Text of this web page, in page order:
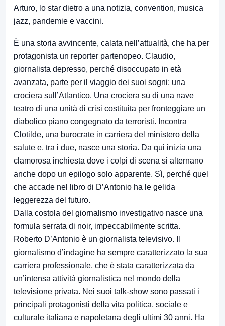
Arturo, lo star dietro a una notizia, convention, musica
jazz, pandemie e vaccini.
È una storia avvincente, calata nell’attualità, che ha per
protagonista un reporter partenopeo. Claudio,
giornalista depresso, perché disoccupato in età
avanzata, parte per il viaggio dei suoi sogni: una
crociera sull’Atlantico. Una crociera su di una nave
teatro di una unità di crisi costituita per fronteggiare un
diabolico piano congegnato da terroristi. Incontra
Clotilde, una burocrate in carriera del ministero della
salute e, tra i due, nasce una storia. Da qui inizia una
clamorosa inchiesta dove i colpi di scena si alternano
anche dopo un epilogo solo apparente. Sì, perché quel
che accade nel libro di D’Antonio ha le gelida
leggerezza del futuro.
Dalla costola del giornalismo investigativo nasce una
formula serrata di noir, impeccabilmente scritta.
Roberto D’Antonio è un giornalista televisivo. Il
giornalismo d’indagine ha sempre caratterizzato la sua
carriera professionale, che è stata caratterizzata da
un’intensa attività giornalistica nel mondo della
televisione privata. Nei suoi talk-show sono passati i
principali protagonisti della vita politica, sociale e
culturale italiana e napoletana degli ultimi 30 anni. Ha